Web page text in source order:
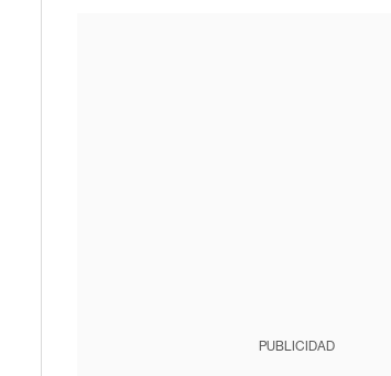
PUBLICIDAD